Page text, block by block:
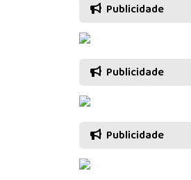
Publicidade
Publicidade
Publicidade